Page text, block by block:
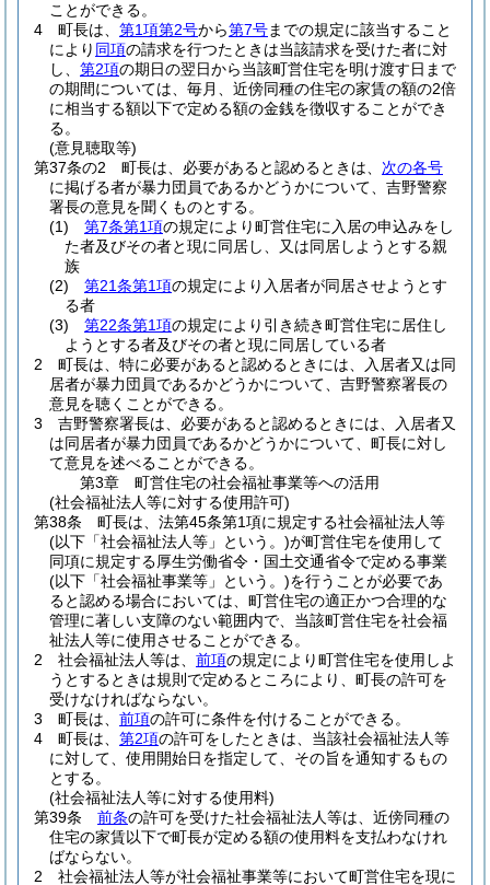
ことができる。
4
町長は、 第1項第2号から第7号までの規定に該当すること
により 同項の請求を行つたときは当該請求を受けた者に対
し、 第2項の期日の翌日から当該町営住宅を明け渡す日まで
の期間については、毎月、近傍同種の住宅の家賃の額の2倍
に相当する額以下で定める額の金銭を徴収することができ
る。
(意見聴取等)
第37条の2
町長は、必要があると認めるときは、 次の各号
に掲げる者が暴力団員であるかどうかについて、吉野警察
署長の意見を聞くものとする。
(1)
第7条第1項の規定により町営住宅に入居の申込みをし
た者及びその者と現に同居し、又は同居しようとする親
族
(2)
第21条第1項の規定により入居者が同居させようとす
る者
(3)
第22条第1項の規定により引き続き町営住宅に居住し
ようとする者及びその者と現に同居している者
2
町長は、特に必要があると認めるときには、入居者又は同
居者が暴力団員であるかどうかについて、吉野警察署長の
意見を聴くことができる。
3
吉野警察署長は、必要があると認めるときには、入居者又
は同居者が暴力団員であるかどうかについて、町長に対し
て意見を述べることができる。
第3章
町営住宅の社会福祉事業等への活用
(社会福祉法人等に対する使用許可)
第38条
町長は、法第45条第1項に規定する社会福祉法人等
(以下「社会福祉法人等」という。)が町営住宅を使用して
同項に規定する厚生労働省令・国土交通省令で定める事業
(以下「社会福祉事業等」という。)を行うことが必要であ
ると認める場合においては、町営住宅の適正かつ合理的な
管理に著しい支障のない範囲内で、当該町営住宅を社会福
祉法人等に使用させることができる。
2
社会福祉法人等は、 前項の規定により町営住宅を使用しよ
うとするときは規則で定めるところにより、町長の許可を
受けなければならない。
3
町長は、 前項の許可に条件を付けることができる。
4
町長は、 第2項の許可をしたときは、当該社会福祉法人等
に対して、使用開始日を指定して、その旨を通知するもの
とする。
(社会福祉法人等に対する使用料)
第39条
前条の許可を受けた社会福祉法人等は、近傍同種の
住宅の家賃以下で町長が定める額の使用料を支払わなけれ
ばならない。
2
社会福祉法人等が社会福祉事業等において町営住宅を現に